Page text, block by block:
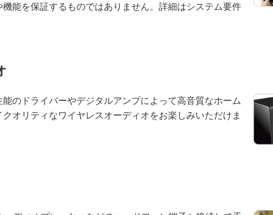
能を保証するものではありません。詳細はシステム要件
のドライバーやデジタルアンプによって高音質なホーム
オリティなワイヤレスオーディオをお楽しみいただけま